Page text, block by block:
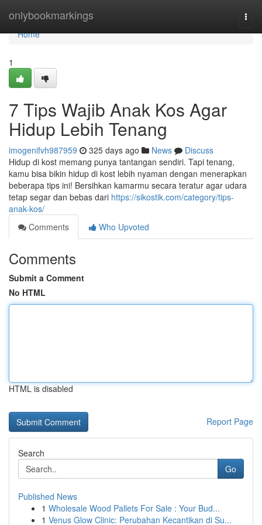
onlybookmarkings
Home
Home
1
7 Tips Wajib Anak Kos Agar
Hidup Lebih Tenang
imogenifvh987959 325 days ago News
Discuss
Hidup di kost memang punya tantangan sendiri. Tapi tenang,
kamu bisa bikin hidup di kost lebih nyaman dengan menerapkan
beberapa tips ini! Bersihkan kamarmu secara teratur agar udara
tetap segar dan bebas dari https://sikostik.com/category/tips-
anak-kos/
Comments
Who Upvoted
Comments
Submit a Comment
No HTML
HTML is disabled
Report Page
Search
Go
Published News
1 Wholesale Wood Pallets For Sale : Your Bud...
1 Venus Glow Clinic: Perubahan Kecantikan di Su...